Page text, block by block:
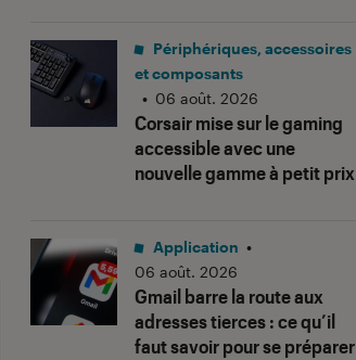
Corsair mise sur le gaming
accessible avec une
nouvelle gamme à petit prix
Périphériques, accessoires
et composants
• 06 août. 2026
Gmail barre la route aux
adresses tierces : ce qu’il
faut savoir pour se préparer
Application •
06 août. 2026